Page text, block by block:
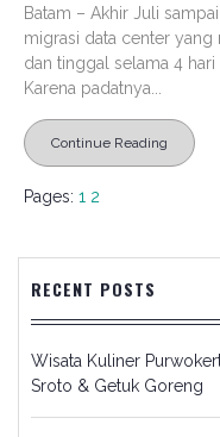
Batam – Akhir Juli
migrasi data center yang
dan tinggal selama 4
Karena padatnya...
Continue Reading
Pages: 1 2
RECENT POSTS
Wisata Kuliner
Sroto & Getuk Goreng